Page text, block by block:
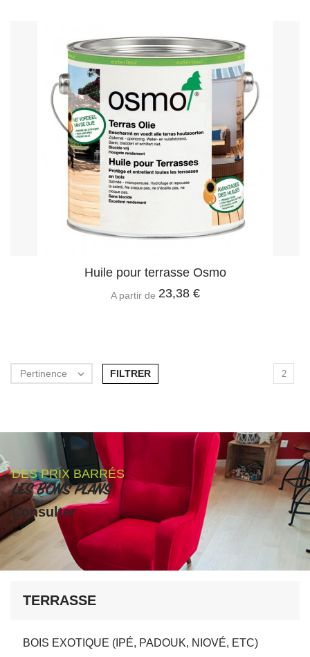
TERRASSE
BOIS EXOTIQUE (IPÉ, PADOUK, NIOVÉ, ETC)
Huile pour terrasse Osmo
A partir de 23,38 €
Pertinence  FILTRER 2
DES PRIX BARRÉS
LES BONS PLANS
Consulter